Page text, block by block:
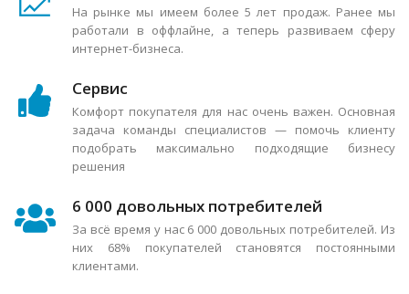
На рынке мы имеем более 5 лет продаж. Ранее мы
работали в оффлайне, а теперь развиваем сферу
интернет-бизнеса.
Сервис
Комфорт покупателя для нас очень важен. Основная
задача команды специалистов — помочь клиенту
подобрать максимально подходящие бизнесу
решения
6 000 довольных потребителей
За всё время у нас 6 000 довольных потребителей. Из
них 68% покупателей становятся постоянными
клиентами.